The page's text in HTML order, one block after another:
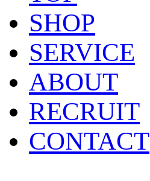
SHOP
SERVICE
ABOUT
RECRUIT
CONTACT